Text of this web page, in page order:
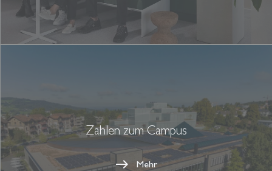
Zahlen zum Campus
Mehr